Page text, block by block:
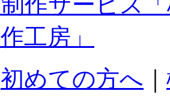
初めての方へ ｜